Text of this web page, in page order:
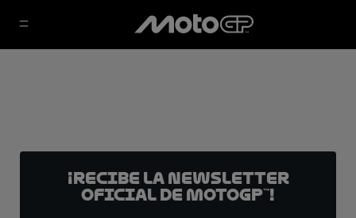
¡Recibe la Newsletter
oficial de MotoGP™!